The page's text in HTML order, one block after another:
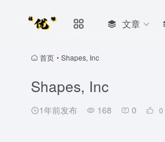
文章
首页 • Shapes, Inc
Shapes, Inc
1年前发布 168 0 0